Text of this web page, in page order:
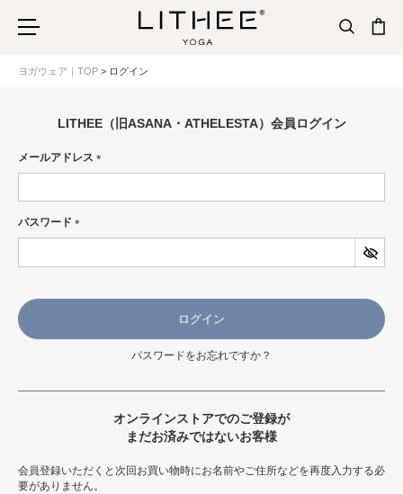
ヨガウェア｜TOP ログイン
LITHEE（旧ASANA・ATHELESTA）会員ログイン
メールアドレス
(必
パスワード
(必
ログイン
パスワードをお忘れですか？
オンラインストアでのご登録が
まだお済みではないお客様
会員登録いただくと次回お買い物時にお名前やご住所などを再度入力する必
要がありません。